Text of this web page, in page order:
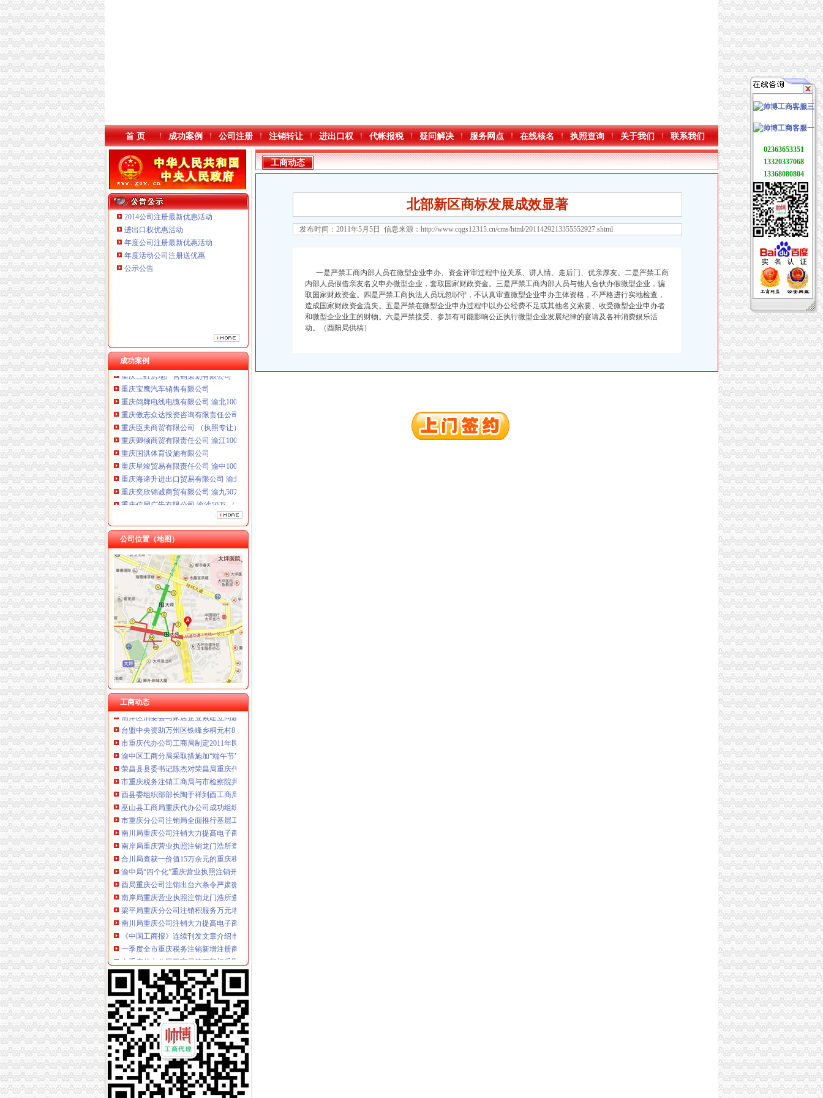
本站导航
首 页 成功案例 公司注册 注销转让 进出口权 代帐报税 疑问解决 服务网点 在线核名 执照查询 关于我们 联系我们
2014公司注册最新优惠活动
进出口权优惠活动
年度公司注册最新优惠活动
年度活动公司注册送优惠
公示公告
成功案例
重庆鸽牌电线电缆有限公司 渝北10010万 (进出口权)
重庆傲志众达投资咨询有限责任公司 渝九1000万 （增资）
重庆臣夫商贸有限公司 （执照专让）
重庆奕欣锦诚商贸有限公司 渝九50万 （工商注册）
重庆信同广告有限公司 渝沙50万 （工商注册）
重庆三虹房地产营销策划有限公司
重庆宝鹰汽车销售有限公司
重庆鸽牌电线电缆有限公司 渝北10010万 (进出口权)
重庆傲志众达投资咨询有限责任公司 渝九1000万 （增资）
重庆臣夫商贸有限公司 （执照专让）
重庆卿倾商贸有限责任公司 渝江100万 （工商注册）
重庆国洪体育设施有限公司
重庆星竣贸易有限责任公司 渝中100万 （进出口权）
重庆海谛升进出口贸易有限公司 渝北100万 （进出口权）
重庆奕欣锦诚商贸有限公司 渝九50万 （工商注册）
重庆信同广告有限公司 渝沙50万 （工商注册）
重庆三虹房地产营销策划有限公司
公司位置（地图）
工商动态
工商动态
我市重庆分公司注销出台在校大创办微型企业相关办法
市重庆代办公司局副巡视员高印平率队到南川局开展考核考察工作
长寿局重庆代办公司大力促进非公经济组织创先争优
沙坪坝局重庆分公司注销三举措帮扶中小企业融资4.8亿元
江津局重庆税务注销以四个注重为抓手大力发展微型企业
垫江局重庆代办公司全面完成微型企业试点发展任务
云局重庆公司注销稳步推进学习型机关建设成效明显
渝中区五家微型企业通过资本金补助评审
南岸区消委会与家居企业索建立问题家居先行赔偿机制
台盟中央资助万州区铁峰乡桐元村8户残疾人微型企业
市重庆代办公司工商局制定2011年民主评议政风行风工作实施方案
渝中区工商分局采取措施加“端午节”重庆分公司注销期间食品安全监管
荣昌县县委书记陈杰对荣昌局重庆代办公司工商专报信息作出批示
市重庆税务注销工商局与市检察院共同研究加行政执法与刑事司法衔接工作
酉县委组织部部长陶于祥到酉工商局重庆公司注销调研非公建工作
巫山县工商局重庆代办公司成功组织农村经纪人培训
市重庆分公司注销局全面推行基层工商所纪检监察员制度
南川局重庆公司注销大力提高电子商务巡查效率
南岸局重庆营业执照注销龙门浩所查获2424听冒王老吉
合川局查获一价值15万余元的重庆税务注销涉嫌销售无中文标签进口葡萄酒案件
渝中局“四个化”重庆营业执照注销开展击流通环节食品非法添加和滥用食品添加专项工作
酉局重庆公司注销出台六条令严肃微型企业发展工作纪律
南岸局重庆营业执照注销龙门浩所查获2424听冒王老吉
梁平局重庆分公司注销积服务万元增收见成效
南川局重庆公司注销大力提高电子商务巡查效率
《中国工商报》连续刊发文章介绍市重庆营业执照注销局创先争优活动经验
一季度全市重庆税务注销新增注册商标5616件
市重庆代办公司工商局等三部门采取三项举措优化微型企业申办和财政资金拨付流程
市重庆公司注销局部署七项活动纪念建90周年
市重庆税务注销局各处室紧锣密鼓做好新版红盾网次内容维护工作
市重庆代办公司局12315综合指挥调度中心5月份第1周受理热点分析
市重庆分公司注销局被市办公厅评为2010年度全市政务督查工作先进集体
南岸局“三大力度三个到位”重庆税务注销全面推进食品安全百日专项执法行动成效显著
市重庆公司注销局出台《公众信息网管理办法》
市重庆分公司注销局全面推行基层工商所纪检监察员制度
市重庆公司注销局被国家总局办公厅评为全国工商行政管理系统政务信息工作先进单位
万州局查获“瘦身钢筋”重庆分公司注销137.5吨
四月份我市重庆代办公司动产押融资呈现四大点
奉节局制定种植、重庆公司注销养殖业微型企业申办标准
工商动态
北部新区商标发展成效显著
发布时间：2011年5月5日 信息来源： http://www.cqgs12315.cn/cms/html/2011429213355552927.shtml
一是严禁工商内部人员在微型企业申办、资金评审过程中拉关系、讲人情、走后门、优亲厚友。二是严禁工商
内部人员假借亲友名义申办微型企业，套取国家财政资金。三是严禁工商内部人员与他人合伙办假微型企业，骗
取国家财政资金。四是严禁工商执法人员玩忽职守，不认真审查微型企业申办主体资格，不严格进行实地检查，
造成国家财政资金流失。五是严禁在微型企业申办过程中以办公经费不足或其他名义索要、收受微型企业申办者
和微型企业业主的财物。六是严禁接受、参加有可能影响公正执行微型企业发展纪律的宴请及各种消费娱乐活
动。（酉阳局供稿）
02363653351
13320337068
13368080804